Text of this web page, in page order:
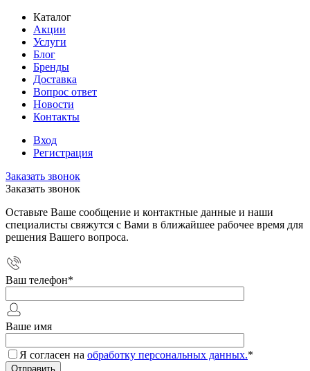
Каталог
Акции
Услуги
Блог
Бренды
Доставка
Вопрос ответ
Новости
Контакты
Вход
Регистрация
Заказать звонок
Заказать звонок
Оставьте Ваше сообщение и контактные данные и наши
специалисты свяжутся с Вами в ближайшее рабочее время для
решения Вашего вопроса.
Ваш телефон*
Ваше имя
Я согласен на обработку персональных данных.*